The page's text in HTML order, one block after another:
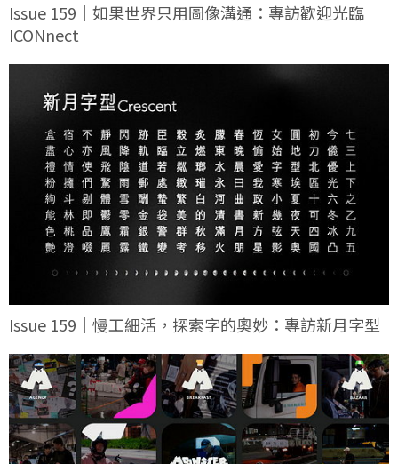
Issue 159｜如果世界只用圖像溝通：專訪歡迎光臨
ICONnect
Issue 159｜慢工細活，探索字的奧妙：專訪新月字型